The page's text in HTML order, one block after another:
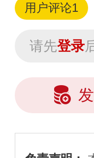
用户评论1
请先登录